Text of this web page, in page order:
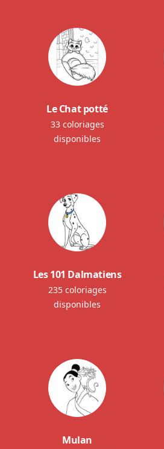
Le Chat potté
33 coloriages
disponibles
Les 101 Dalmatiens
235 coloriages
disponibles
Mulan